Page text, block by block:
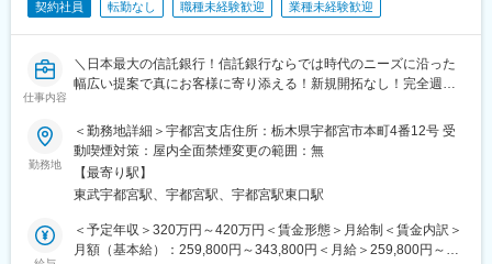
営業サポートなど幅広い業務にも携わっていただきます。
■扱うサービス
JAバンクをはじめとした金融商品・サービスの企画、資産形成支
援、農業法人向け融資関連業務。
■組織構成
宇都宮支店は約80名在籍。新人から中堅、管理職まで幅広く在籍
し、風通しの良い雰囲気です。
地域の基幹産業である農林水産業の発展に直接・間接的に関与で
きるやりがいのある仕事です。転勤がなく、長期的に地域貢献が
契約社員 転勤なし 職種未経験歓迎 業種未経験歓迎
仕事内容
＼日本最大の信託銀行！信託銀行ならでは時代のニーズに沿った
幅広い提案で真にお客様に寄り添える！新規開拓なし！完全週休
●無期雇用への転換率は殆ど100％・長期的に働ける環境
●長期間ブランクがある方も歓迎！子育て中の方も多数在籍
●全支店での本ポジション平均年収は約450万～500万円程度
■業務内容：
既存のお客様(主に60歳以上)のご自宅や勤務先を訪問し、マネー
プランやライフプランに合った資産運用のアドバイスを行いま
勤務地
＜勤務地詳細＞宇都宮支店住所：栃木県宇都宮市本町4番12号 受
動喫煙対策：屋内全面禁煙変更の範囲：無
【最寄り駅】
東武宇都宮駅、宇都宮駅、宇都宮駅東口駅
＜予定年収＞320万円～420万円＜賃金形態＞月給制＜賃金内訳＞
月額（基本給）：259,800円～343,800円＜月給＞259,800円～